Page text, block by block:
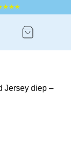
van 4.5/5.0
Jersey diep –